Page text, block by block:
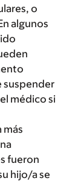
o
algunos
suspender
médico si
más
fueron
hijo/a se